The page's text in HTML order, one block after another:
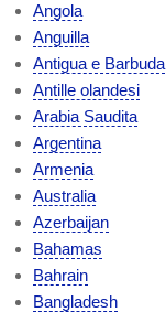
Angola
Anguilla
Antigua e Barbuda
Antille olandesi
Arabia Saudita
Argentina
Armenia
Australia
Azerbaijan
Bahamas
Bahrain
Bangladesh